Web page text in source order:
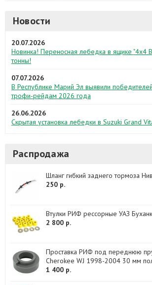
Новости
20.07.2026
Новинка! Переносная лебедка в ящике "4х4
тонны!
07.07.2026
В Республике Марий Эл выявили
трофи-рейдам 2026 года
26.06.2026
Скрытая установка лебедки в Suzuki Grand
Распродажа
Шланг гибкий заднего тормоза
250 р.
Втулки РИФ рессорные УАЗ
2 800 р.
Проставка РИФ под переднюю
Cherokee WJ 1998-2004 30 мм
1 400 р.